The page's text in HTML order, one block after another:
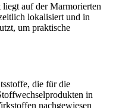
liegt auf der Marmorierten
lokalisiert und in
um praktische
die für die
in
nachgewiesen